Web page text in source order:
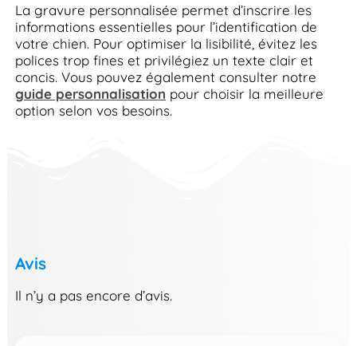
La gravure personnalisée permet d’inscrire les
informations essentielles pour l’identification de
votre chien. Pour optimiser la lisibilité, évitez les
polices trop fines et privilégiez un texte clair et
concis. Vous pouvez également consulter notre
guide personnalisation pour choisir la meilleure
option selon vos besoins.
Avis
Il n’y a pas encore d’avis.